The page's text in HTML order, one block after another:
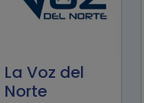
La Voz del
Norte